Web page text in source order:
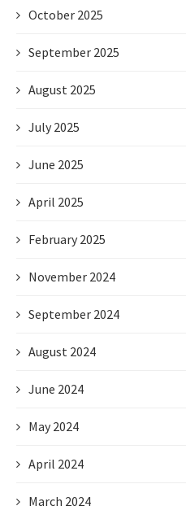
October 2025
September 2025
August 2025
July 2025
June 2025
April 2025
February 2025
November 2024
September 2024
August 2024
June 2024
May 2024
April 2024
March 2024